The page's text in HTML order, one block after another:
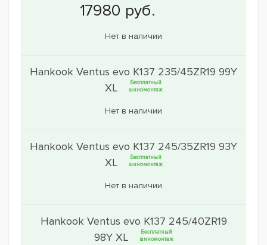
Нет в наличии
Hankook Ventus evo K137 235/45ZR19 99Y
XL
Бесплатный
шиномонтаж
Нет в наличии
Hankook Ventus evo K137 245/35ZR19 93Y
XL
Бесплатный
шиномонтаж
Нет в наличии
Hankook Ventus evo K137 245/40ZR19
98Y XL
Бесплатный
шиномонтаж